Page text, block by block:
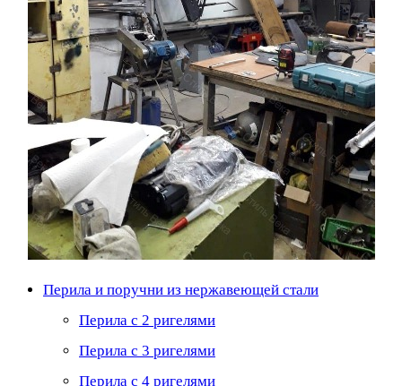
Перила и поручни из нержавеющей стали
Перила с 2 ригелями
Перила с 3 ригелями
Перила с 4 ригелями